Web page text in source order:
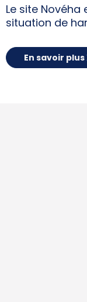
Le site
situation de
En savoir plus